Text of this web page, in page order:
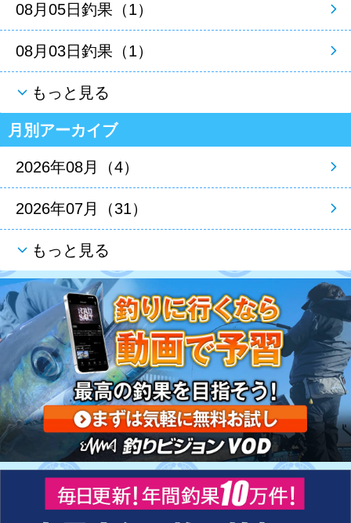
08月05日釣果（1）
08月03日釣果（1）
もっと見る
月別アーカイブ
2026年08月（4）
2026年07月（31）
もっと見る